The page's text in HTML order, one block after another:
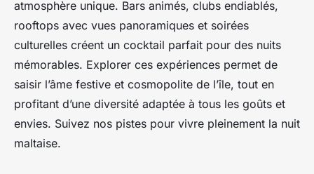
atmosphère unique. Bars animés, clubs endiablés,
rooftops avec vues panoramiques et soirées
culturelles créent un cocktail parfait pour des nuits
mémorables. Explorer ces expériences permet de
saisir l’âme festive et cosmopolite de l’île, tout en
profitant d’une diversité adaptée à tous les goûts et
envies. Suivez nos pistes pour vivre pleinement la nuit
maltaise.